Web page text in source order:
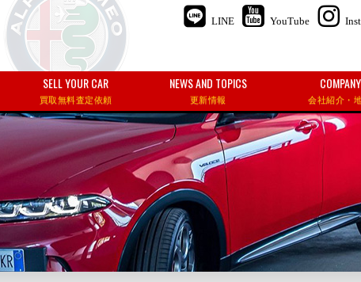
LINE YouTube
SELL YOUR CAR
買取無料査定依頼
NEWS AND TOPICS
更新情報
COMPANY
会社紹介・